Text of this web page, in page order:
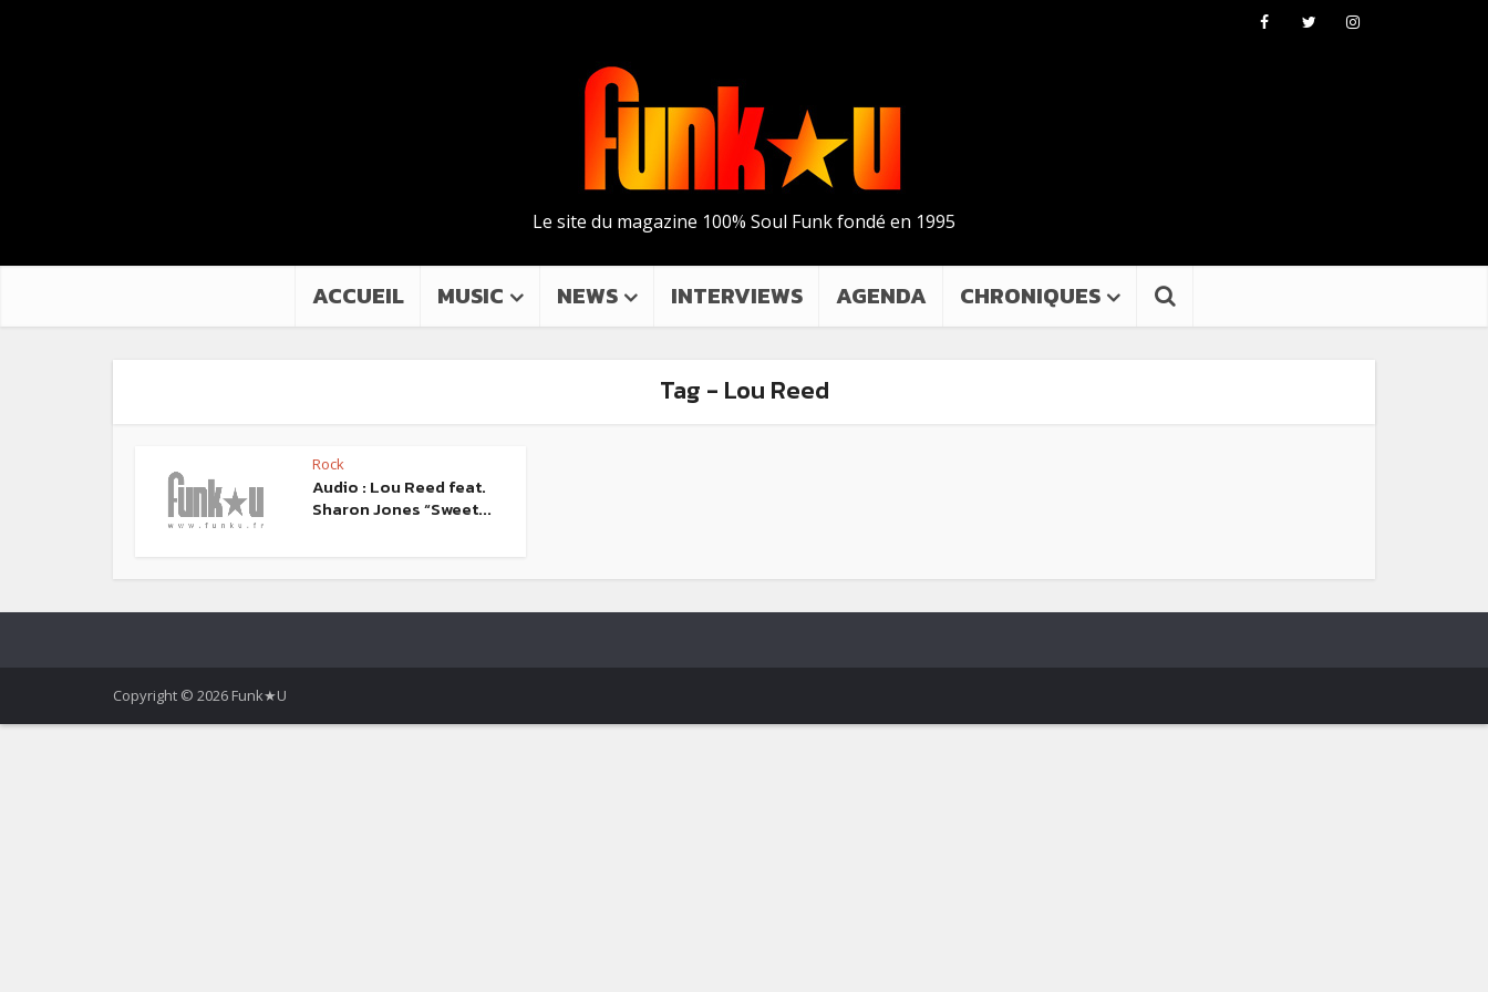
Le site du magazine 100% Soul Funk fondé en 1995
ACCUEIL MUSIC NEWS INTERVIEWS AGENDA CHRONIQUES
Tag - Lou Reed
Rock
Audio : Lou Reed feat.
Sharon Jones “Sweet...
Copyright © 2026 Funk★U